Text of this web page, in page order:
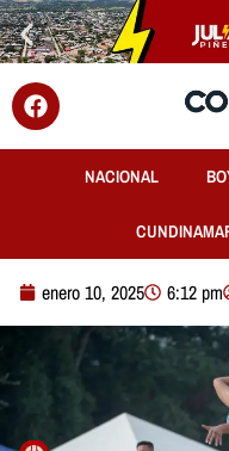
NACIONAL
enero 10, 2025 6:12 pm